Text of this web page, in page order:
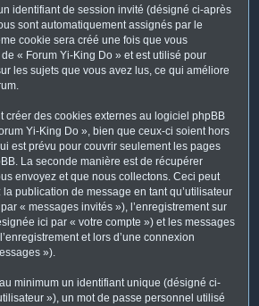
identifiant de session invité (désigné ci-après
sont automatiquement assignés par le
cookie sera créé une fois que vous
« Forum Yi-King Do » et est utilisé pour
les sujets que vous avez lus, ce qui améliore
créer des cookies externes au logiciel phpBB
Yi-King Do », bien que ceux-ci soient hors
est prévu pour couvrir seulement les pages
La seconde manière est de récupérer
envoyez et que nous collectons. Ceci peut
la publication de message en tant qu’utilisateur
« messages invités »), l’enregistrement sur
ici par « votre compte ») et les messages
et lors d’une connexion
»).
minimum un identifiant unique (désigné ci-
»), un mot de passe personnel utilisé